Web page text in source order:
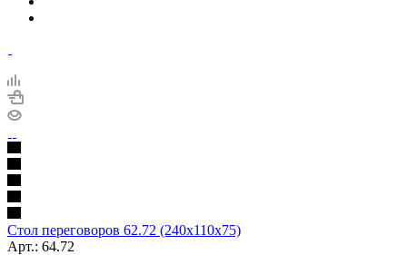
Стол переговоров 62.72 (240х110х75)
Арт.: 64.72